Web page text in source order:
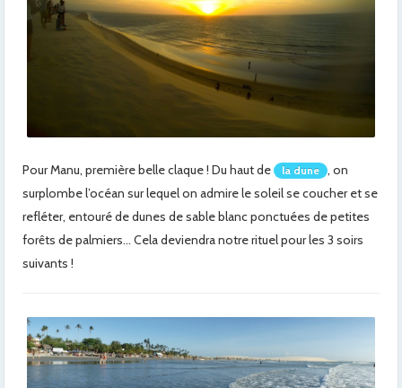
Pour Manu, première belle claque ! Du haut de la dune
, on
surplombe l’océan sur lequel on admire le soleil se coucher et se
refléter, entouré de dunes de sable blanc ponctuées de petites
forêts de palmiers… Cela deviendra notre rituel pour les 3 soirs
suivants !